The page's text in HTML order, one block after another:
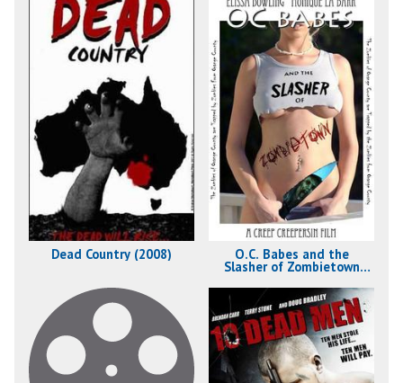
Dead Country (2008) O.C. Babes and the
Slasher of Zombietown